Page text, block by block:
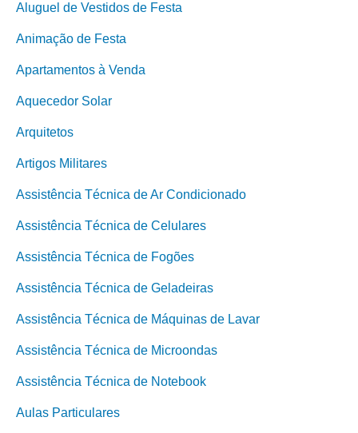
Aluguel de Vestidos de Festa
Animação de Festa
Apartamentos à Venda
Aquecedor Solar
Arquitetos
Artigos Militares
Assistência Técnica de Ar Condicionado
Assistência Técnica de Celulares
Assistência Técnica de Fogões
Assistência Técnica de Geladeiras
Assistência Técnica de Máquinas de Lavar
Assistência Técnica de Microondas
Assistência Técnica de Notebook
Aulas Particulares